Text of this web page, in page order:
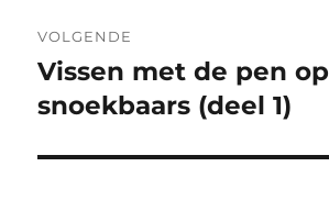
VOLGENDE
Volgend
bericht:
Vissen met de pen op
snoekbaars (deel 1)